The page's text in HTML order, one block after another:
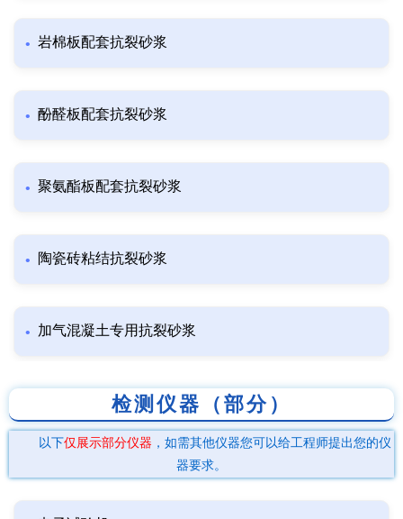
岩棉板配套抗裂砂浆
酚醛板配套抗裂砂浆
聚氨酯板配套抗裂砂浆
陶瓷砖粘结抗裂砂浆
加气混凝土专用抗裂砂浆
检测仪器（部分）
以下仅展示部分仪器 ，如需其他仪器您可以给工程师提出您的仪
器要求。